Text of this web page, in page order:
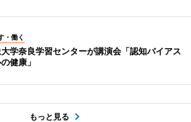
・働く
学奈良学習センターが講演会「認知バイアス
健康」
もっと見る